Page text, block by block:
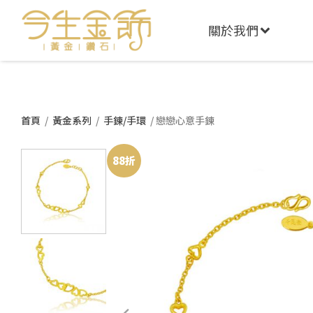
關於我們
首頁 / 黃金系列 / 手鍊/手環 / 戀戀心意手鍊
88折